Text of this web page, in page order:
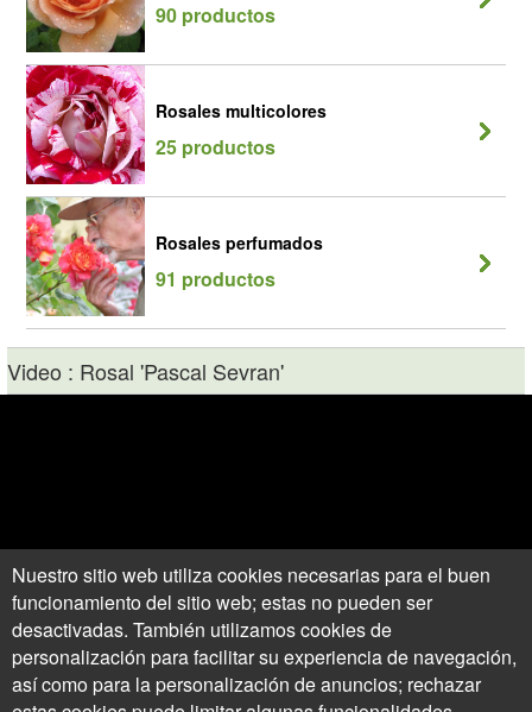
90 productos
Rosales multicolores
25 productos
Rosales perfumados
91 productos
Video : Rosal 'Pascal Sevran'
Nuestro sitio web utiliza cookies necesarias para el buen
funcionamiento del sitio web; estas no pueden ser
desactivadas. También utilizamos cookies de
personalización para facilitar su experiencia de navegación,
así como para la personalización de anuncios; rechazar